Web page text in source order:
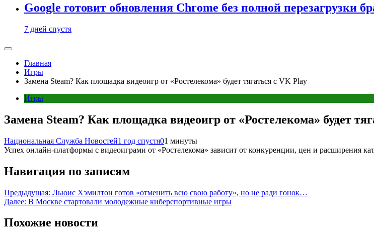
Google готовит обновления Chrome без полной перезагрузки
7 дней спустя
Главная
Игры
Замена Steam? Как площадка видеоигр от «Ростелекома» будет тягаться с VK Play
Игры
Замена Steam? Как площадка видеоигр от «Ростелекома» будет
Национальная Служба Новостей1 год спустя01 минуты
Успех онлайн-платформы с видеоиграми от «Ростелекома» зависит от конкуренции, цен и расширения
Навигация по записям
Предыдущая: Льюис Хэмилтон готов «отменить всю свою работу», но не ради гонок…
Далее: В Москве стартовали молодежные киберспортивные игры
Похожие новости